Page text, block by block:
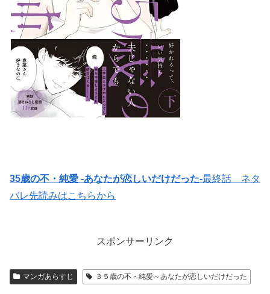
35歳の不・純愛 -あなたが恋しいだけだった-最終話 ネタ
バレ先読みはこちらから
スポンサーリンク
マンガあらすじ ３５歳の不・純愛～あなたが恋しいだけだった